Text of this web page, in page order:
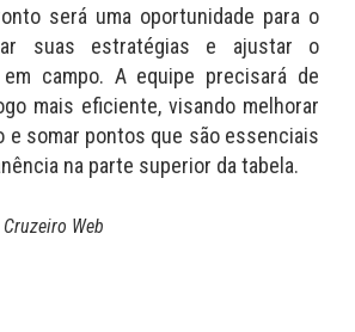
será uma oportunidade para o
suas estratégias e ajustar o
em campo. A equipe precisará de
mais eficiente, visando melhorar
e somar pontos que são essenciais
na parte superior da tabela.
Cruzeiro Web